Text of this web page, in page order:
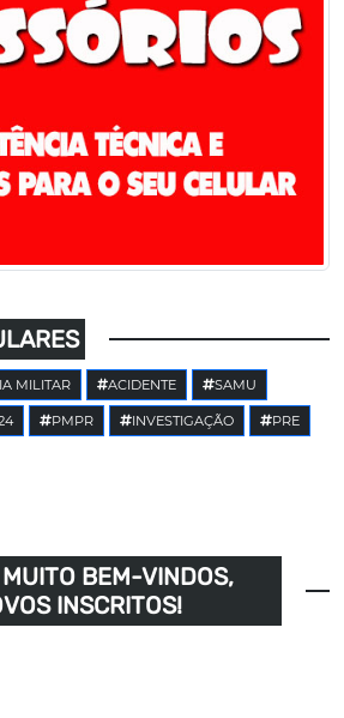
MILITAR ACIDENTE SAMU
PMPR INVESTIGAÇÃO PRE
BEM-VINDOS,
INSCRITOS!